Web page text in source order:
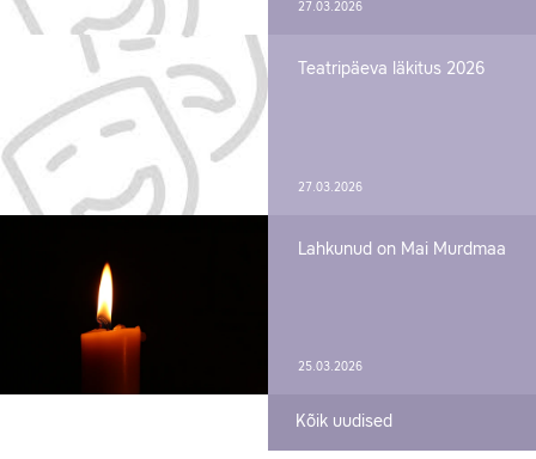
27.03.2026
Teatripäeva läkitus 2026
27.03.2026
Lahkunud on Mai Murdmaa
25.03.2026
Kõik uudised